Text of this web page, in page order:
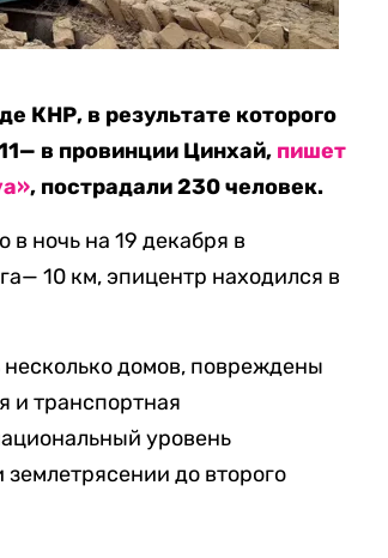
КНР, в результате которого
в провинции Цинхай, пишет
, пострадали 230 человек.
ночь на 19 декабря в
10 км, эпицентр находился в
домов, повреждены
и транспортная
уровень
до второго